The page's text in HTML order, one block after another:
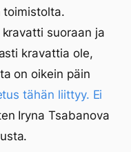
toimistolta.
suoraan ja
kravattia ole,
on oikein päin
tähän liittyy. Ei
Iryna Tsabanova